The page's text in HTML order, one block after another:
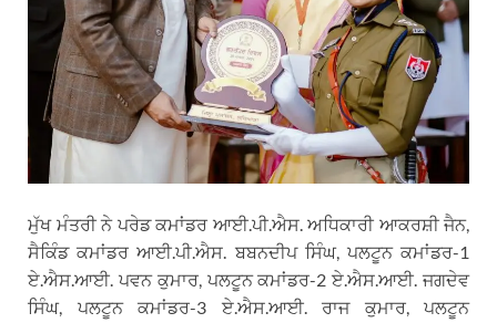
ਮੁੱਖ ਮੰਤਰੀ ਨੇ ਪਰੇਡ ਕਮਾਂਡਰ ਆਈ.ਪੀ.ਐਸ. ਅਧਿਕਾਰੀ ਆਕਰਸ਼ੀ ਜੈਨ,
ਸੈਕਿੰਡ ਕਮਾਂਡਰ ਆਈ.ਪੀ.ਐਸ. ਬਬਨਦੀਪ ਸਿੰਘ, ਪਲਟੂਨ ਕਮਾਂਡਰ-1
ਏ.ਐਸ.ਆਈ. ਪਵਨ ਕੁਮਾਰ, ਪਲਟੂਨ ਕਮਾਂਡਰ-2 ਏ.ਐਸ.ਆਈ. ਜਗਦੇਵ
ਸਿੰਘ, ਪਲਟੂਨ ਕਮਾਂਡਰ-3 ਏ.ਐਸ.ਆਈ. ਰਾਜ ਕੁਮਾਰ, ਪਲਟੂਨ